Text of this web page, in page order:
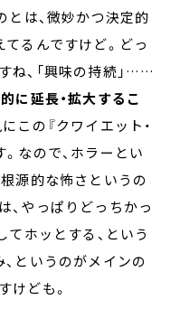
とは、微妙かつ決定的
るんですけど。どっ
ね、「興味の持続」……
に延長・拡大するこ
この『クワイエット・
なので、ホラーとい
源的な怖さというの
、やっぱりどっちかっ
てホッとする、という
というのがメインの
けども。